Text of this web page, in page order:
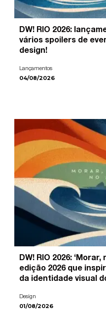
DW! RIO 2026:
vários spoilers de
design!
Lançamentos
04/08/2026
DW! RIO 2026:
edição 2026 que
da identidade visual
Design
01/08/2026